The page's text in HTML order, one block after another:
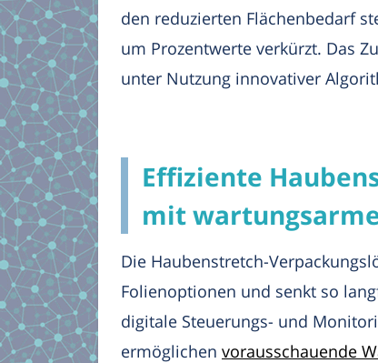
den reduzierten Flächenbedarf
um Prozentwerte verkürzt. Das
unter Nutzung innovativer
Effiziente
mit
Die Haubenstretch-
Folienoptionen und senkt so
digitale Steuerungs- und
ermöglichen vorausschauende